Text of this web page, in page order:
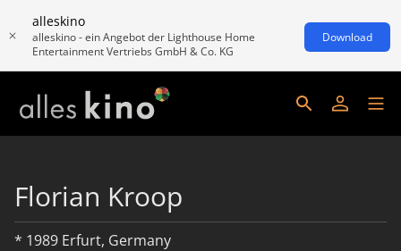
alleskino
alleskino - ein Angebot der Lighthouse Home
Entertainment Vertriebs GmbH & Co. KG
Download
Florian Kroop
* 1989 Erfurt, Germany